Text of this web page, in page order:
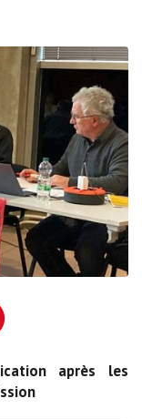
après les